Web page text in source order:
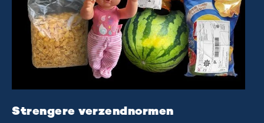
Strengere verzendnormen